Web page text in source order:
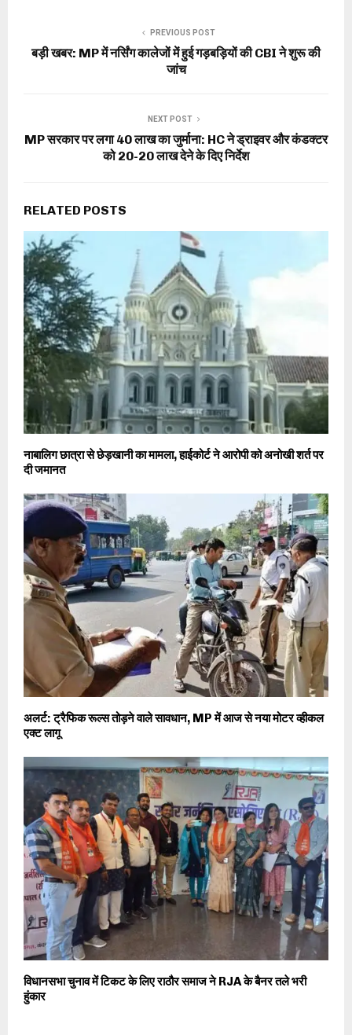
PREVIOUS POST
बड़ी खबर: MP में नर्सिंग कालेजों में हुई गड़बड़ियों की CBI ने शुरू की
जांच
NEXT POST
MP सरकार पर लगा 40 लाख का जुर्माना: HC ने ड्राइवर और कंडक्टर
को 20-20 लाख देने के दिए निर्देश
RELATED POSTS
नाबालिग छात्रा से छेड़खानी का मामला, हाईकोर्ट ने आरोपी को अनोखी शर्त पर
दी जमानत
अलर्ट: ट्रैफिक रूल्स तोड़ने वाले सावधान, MP में आज से नया मोटर व्हीकल
एक्ट लागू
विधानसभा चुनाव में टिकट के लिए राठौर समाज ने RJA के बैनर तले भरी
हुंकार